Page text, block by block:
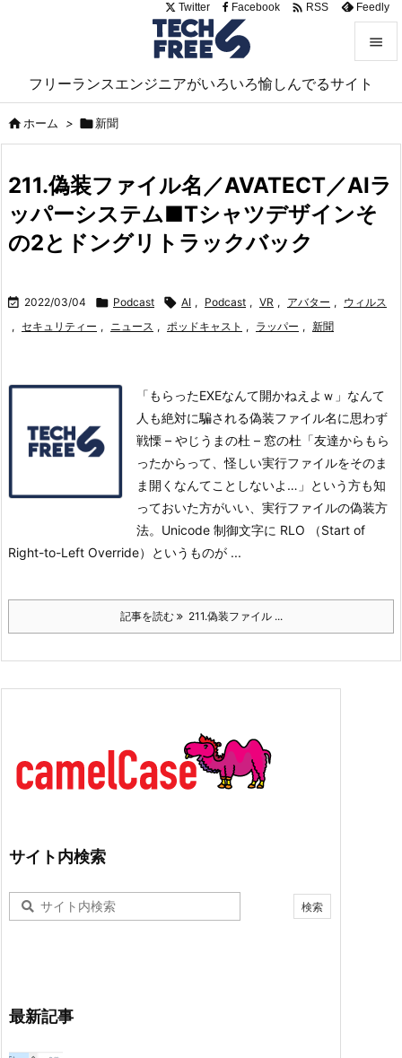
フリーランスエンジニアがいろいろ愉しんでるサイト


サイド

前へ

Twitter Facebook  RSS Feedly
ホーム > 新聞
211.偽装ファイル名／AVATECT／AIラ
ッパーシステム■Tシャツデザインそ
の2とドングリトラックバック
 2022/03/04  Podcast  AI , Podcast , VR , アバター , ウィルス
, セキュリティー , ニュース , ポッドキャスト , ラッパー , 新聞
「もらったEXEなんて開かねえよｗ」なんて
人も絶対に騙される偽装ファイル名に思わず
戦慄 – やじうまの杜 – 窓の杜「友達からもら
ったからって、怪しい実行ファイルをそのま
ま開くなんてことしないよ…」という方も知
っておいた方がいい、実行ファイルの偽装方
法。 Unicode 制御文字に RLO （Start of
Right-to-Left Override）というものが ...
記事を読む 211.偽装ファイル ...
サイト内検索
最新記事